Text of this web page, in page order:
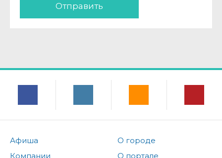
Отправить
Афиша
Компании
О городе
О портале